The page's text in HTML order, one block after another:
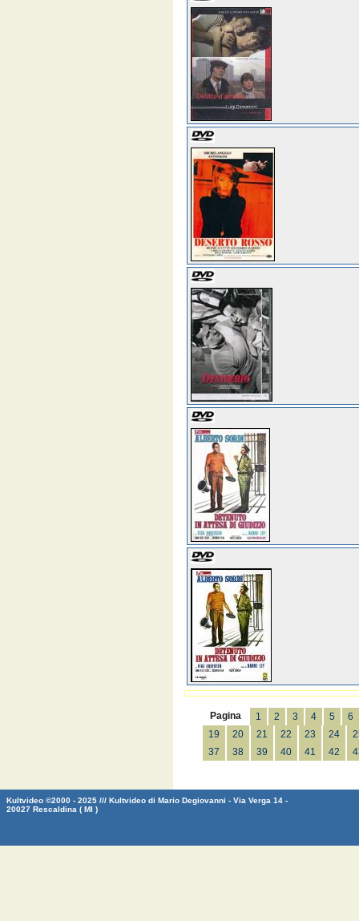
Pagina 1 2 3 4 5
6
19
20 21 22 23 24
37
38 39 40 41 42
Kultvideo ©2000 - 2025 /// Kultvideo di Mario Degiovanni - Via Verga 14 -
20027 Rescaldina ( MI )